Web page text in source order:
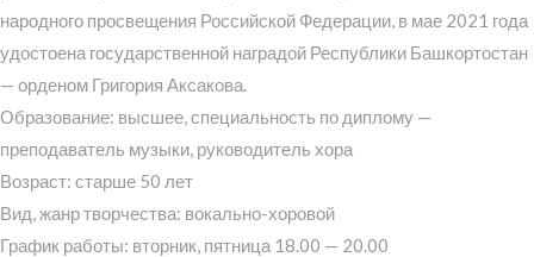
народного просвещения Российской Федерации, в мае 2021 года
удостоена государственной наградой Республики Башкортостан
— орденом Григория Аксакова.
Образование: высшее, специальность по диплому —
преподаватель музыки, руководитель хора
Возраст: старше 50 лет
Вид, жанр творчества: вокально-хоровой
График работы: вторник, пятница 18.00 — 20.00